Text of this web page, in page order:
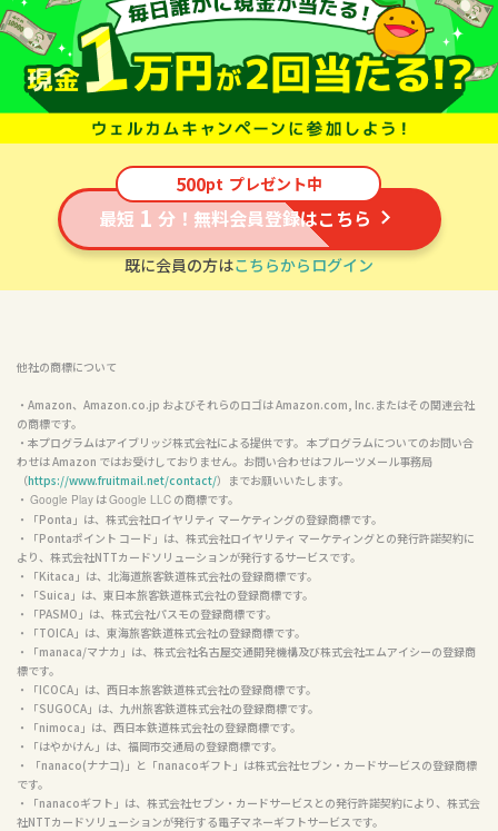
500pt プレゼント中
最短 1 分！無料会員登録はこちら
既に会員の方はこちらからログイン
他社の商標について
・Amazon、Amazon.co.jp およびそれらのロゴは Amazon.com, Inc.またはその関連会社
の商標です。
・本プログラムはアイブリッジ株式会社による提供です。 本プログラムについてのお問い合
わせは Amazon ではお受けしておりません。お問い合わせはフルーツメール事務局
（https://www.fruitmail.net/contact/）までお願いいたします。
・ Google Play は Google LLC の商標です。
・「Ponta」は、株式会社ロイヤリティ マーケティングの登録商標です。
・「Pontaポイント コード」は、株式会社ロイヤリティ マーケティングとの発行許諾契約に
より、株式会社NTTカードソリューションが発行するサービスです。
・「Kitaca」は、北海道旅客鉄道株式会社の登録商標です。
・「Suica」は、東日本旅客鉄道株式会社の登録商標です。
・「PASMO」は、株式会社パスモの登録商標です。
・「TOICA」は、東海旅客鉄道株式会社の登録商標です。
・「manaca/マナカ」は、株式会社名古屋交通開発機構及び株式会社エムアイシーの登録商
標です。
・「ICOCA」は、西日本旅客鉄道株式会社の登録商標です。
・「SUGOCA」は、九州旅客鉄道株式会社の登録商標です。
・「nimoca」は、西日本鉄道株式会社の登録商標です。
・「はやかけん」は、福岡市交通局の登録商標です。
・ 「nanaco(ナナコ)」と「nanacoギフト」は株式会社セブン・カードサービスの登録商標
です。
・「nanacoギフト」は、株式会社セブン・カードサービスとの発行許諾契約により、株式会
社NTTカードソリューションが発行する電子マネーギフトサービスです。